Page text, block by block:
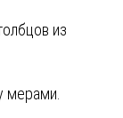
из
мерами.